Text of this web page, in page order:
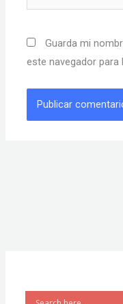
Guarda mi
este navegador para